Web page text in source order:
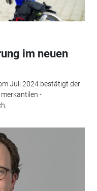
im neuen
Juli 2024 bestätigt der
merkantilen